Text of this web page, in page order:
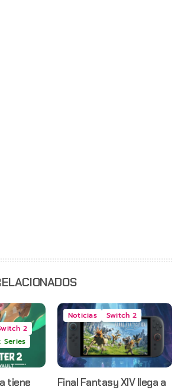
a
y
2
Series
tiene
Noticias Switch 2
Final Fantasy XIV llega a